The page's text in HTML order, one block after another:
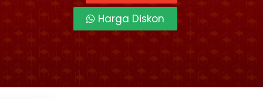
Harga Diskon